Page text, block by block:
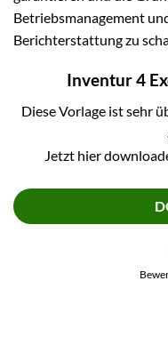
Betriebsmanagement
Berichterstattung zu
Inventur 4
Diese Vorlage ist sehr
Jetzt hier